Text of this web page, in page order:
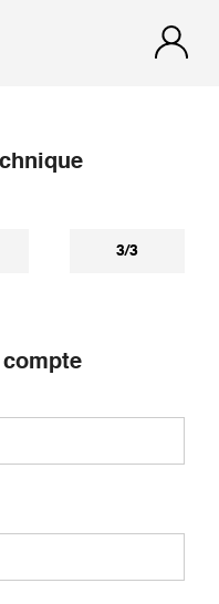
3/3
compte